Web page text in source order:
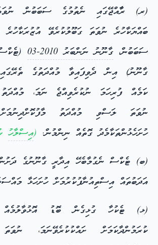
(ރ) ރާާއްޖޭގައި ނެތުމުގެ ސަބަބުން
ބައްޔަކާހުރެ ނުވަތަ ގަބޫލުކުރެވޭ އުޒުރަކާހުރެ
ސަބަބުން،ގާނޫނު ނަންބަރު 2010-03
ގާނޫނު) އިން ދެވިފައިވާ މުއްދަތުގެ
ކަމެއް ފުރިހަމަ ނުކުރެވިއްޖެ ނަމަ،
ނުވަތަ ލަސްވި މުއްދަތު
ހުށަހެޅުންތަކާމެދު ގޮތެއް ނިންމުން. (އިސްލާހު
(ބ) ޓެކްސް ނެގުމާބެހޭ އިދާރީ ގާނޫނުގެ
އަދަބުތައް އިސްތިއުނާފުކުރުމަށް ހުށަހަޅާ
(ޅ) ޓެކުހާ ގުޅިގެން ބޮޑު
ކުރަމުންދާކަމަށް ށައްކުކުރެވޭނަމަ،